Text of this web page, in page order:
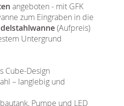
angeboten - mit GFK
zum Eingraben in die
(Aufpreis)
Untergrund
Cube-Design
– langlebig und
Pumpe und LED